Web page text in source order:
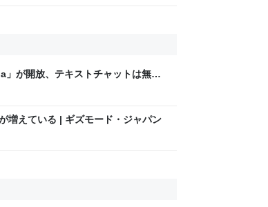
が開放、テキストチャットは無制
、即答・熟考をスライダーで調整
増えている | ギズモード・ジャパン